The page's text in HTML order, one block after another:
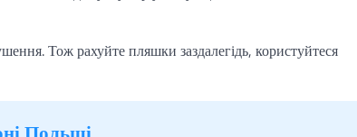
Тож рахуйте пляшки заздалегідь, користуйтеся